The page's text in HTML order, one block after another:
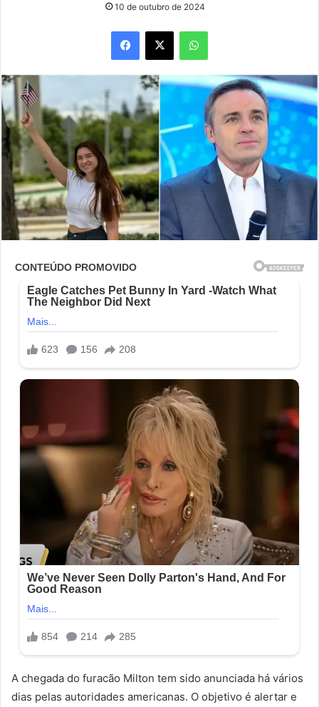
10 de outubro de 2024
Facebook
X WhatsApp
A chegada do furacão Milton tem sido anunciada há vários
dias pelas autoridades americanas. O objetivo é alertar e